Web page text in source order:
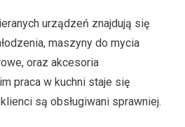
urządzeń znajdują się
maszyny do mycia
oraz akcesoria
praca w kuchni staje się
są obsługiwani sprawniej.